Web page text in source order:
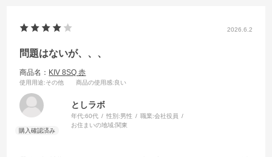
2026.6.2
問題はないが、、、
商品名： KIV 8SQ 赤
使用用途:その他 商品の使用感:良い
としラボ
年代:60代 性別:男性 職業:会社役員
お住まいの地域:関東